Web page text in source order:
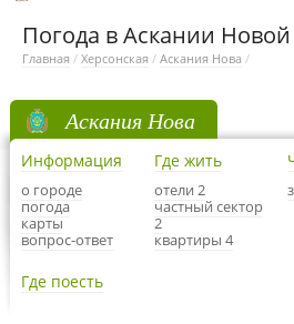
Погода в Аскании Новой
Главная / Херсонская / Аскания Нова /
Аскания Нова
Информация
о городе
погода
карты
вопрос-ответ
Где жить
отели 2
частный сектор
2
квартиры 4
Где поесть